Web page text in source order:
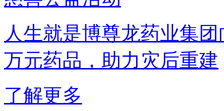
人生就是博尊龙药业集
万元药品，助力灾后重建
了解更多